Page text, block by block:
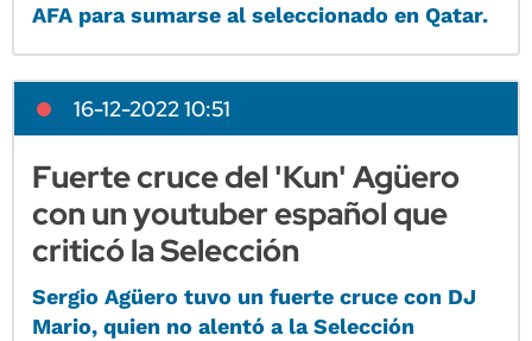
AFA para sumarse al seleccionado en Qatar.
16-12-2022 10:51
Fuerte cruce del 'Kun' Agüero
con un youtuber español que
criticó la Selección
Sergio Agüero tuvo un fuerte cruce con DJ
Mario, quien no alentó a la Selección